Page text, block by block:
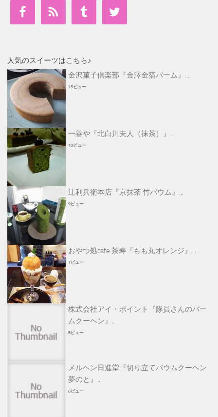
人気のスイーツはこちら♪
金沢菓子倶楽部『金澤金箔バーム』...
13ビュー
一善や『北白川夫人（抹茶）』...
10ビュー
辻利兵衛本店『京抹茶 竹バウム』...
9ビュー
おやつ処cafe 茶寿『もも丸オレンジ』...
7ビュー
株式会社アイ・ポイント『隊員さんのバー
ムクーヘン』...
6ビュー
メルヘン日進堂『切り立てバウムクーヘン
夢のと』...
6ビュー